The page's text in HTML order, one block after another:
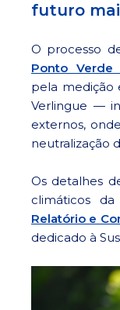
futuro
O processo
Ponto Verde
pela medição
Verlingue —
externos,
neutralização
Os detalhes
climáticos
Relatório e
dedicado à